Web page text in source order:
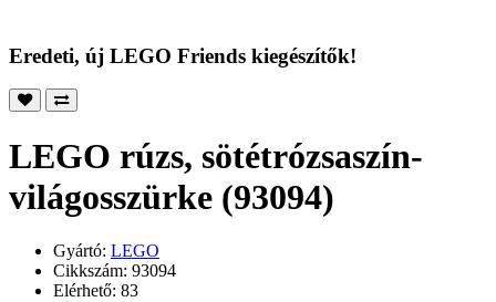
Eredeti, új LEGO Friends kiegészítők!
LEGO rúzs, sötétrózsaszín-
világosszürke (93094)
Gyártó: LEGO
Cikkszám: 93094
Elérhető: 83